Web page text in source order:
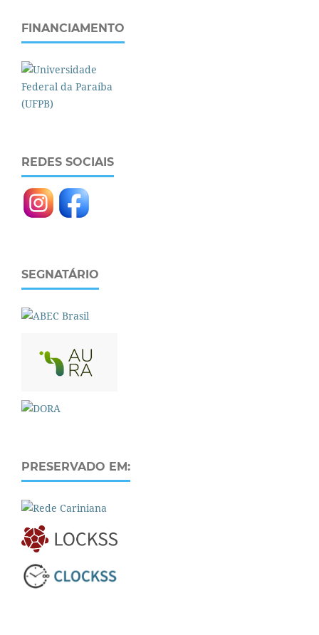
FINANCIAMENTO
REDES SOCIAIS
SEGNATÁRIO
PRESERVADO EM: